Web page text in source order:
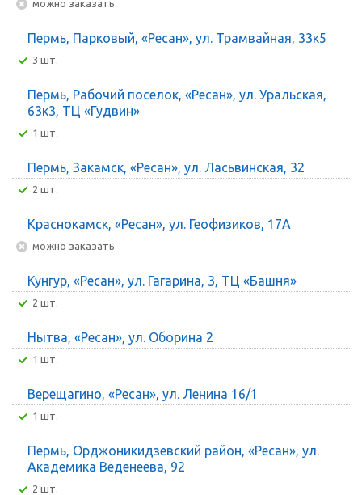
Можно заказать
Пермь, Парковый, «Ресан», ул. Трамвайная, 33к5
3 шт.
Пермь, Рабочий поселок, «Ресан», ул. Уральская,
63к3, ТЦ «Гудвин»
1 шт.
Пермь, Закамск, «Ресан», ул. Ласьвинская, 32
2 шт.
Краснокамск, «Ресан», ул. Геофизиков, 17А
Можно заказать
Кунгур, «Ресан», ул. Гагарина, 3, ТЦ «Башня»
2 шт.
Нытва, «Ресан», ул. Оборина 2
1 шт.
Верещагино, «Ресан», ул. Ленина 16/1
1 шт.
Пермь, Орджоникидзевский район, «Ресан», ул.
Академика Веденеева, 92
2 шт.